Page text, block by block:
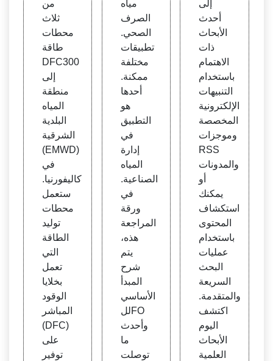
من
ثلاث
محطات
طاقة
DFC300
إلى
منطقة
المياه
البلدية
الشرقية
(EMWD)
في
كاليفورنيا.
ستعمل
محطات
توليد
الطاقة
التي
تعمل
بخلايا
الوقود
المباشر
(DFC)
على
توفير
مياه
الصرف
الصحي.
تطبيقات
مختلفة
ممكنة.
أحدها
هو
التطبيق
في
إدارة
المياه
الصناعية.
في
ورقة
المراجعة
هذه،
يتم
شرح
المبدأ
الأساسي
للFO
وأحدث
ما
توصلت
إلى
أحدث
الأبحاث
ذات
الاهتمام
باستخدام
التنبيهات
الإلكترونية
المخصصة
وموجزات
RSS
والمدونات
أو
يمكنك
استكشاف
المحتوى
باستخدام
عمليات
البحث
السريعة
والمتقدمة.
اكتشف
اليوم
الأبحاث
العلمية